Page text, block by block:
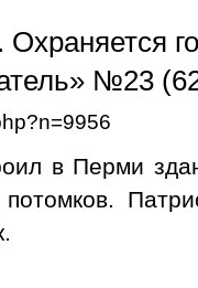
№23
в Перми